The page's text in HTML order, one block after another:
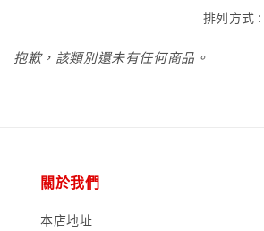
排列方式 :
抱歉，該類別還未有任何商品。
關於我們
本店地址